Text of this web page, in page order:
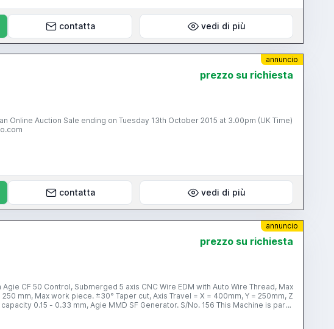
contatta vedi di più
annuncio
prezzo su richiesta
contatta vedi di più
annuncio
prezzo su richiesta
CF 50 Control, Submerged 5 axis CNC Wire EDM with Auto Wire Thread, Max
±30° Taper cut, Axis Travel = X = 400mm, Y = 250mm, Z
- 0.33 mm, Agie MMD SF Generator. S/No. 156 This Machine is part